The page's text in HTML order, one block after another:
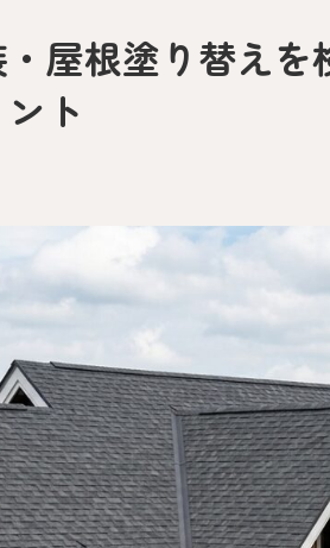
屋根塗り替えを
ト